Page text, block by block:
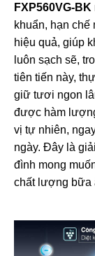
FXP560VG-BK
khuẩn, hạn chế
hiệu quả, giúp
luôn sạch sẽ,
tiên tiến này,
giữ tươi ngon
được hàm
vị tự nhiên,
ngày. Đây là
đình mong
chất lượng bữa